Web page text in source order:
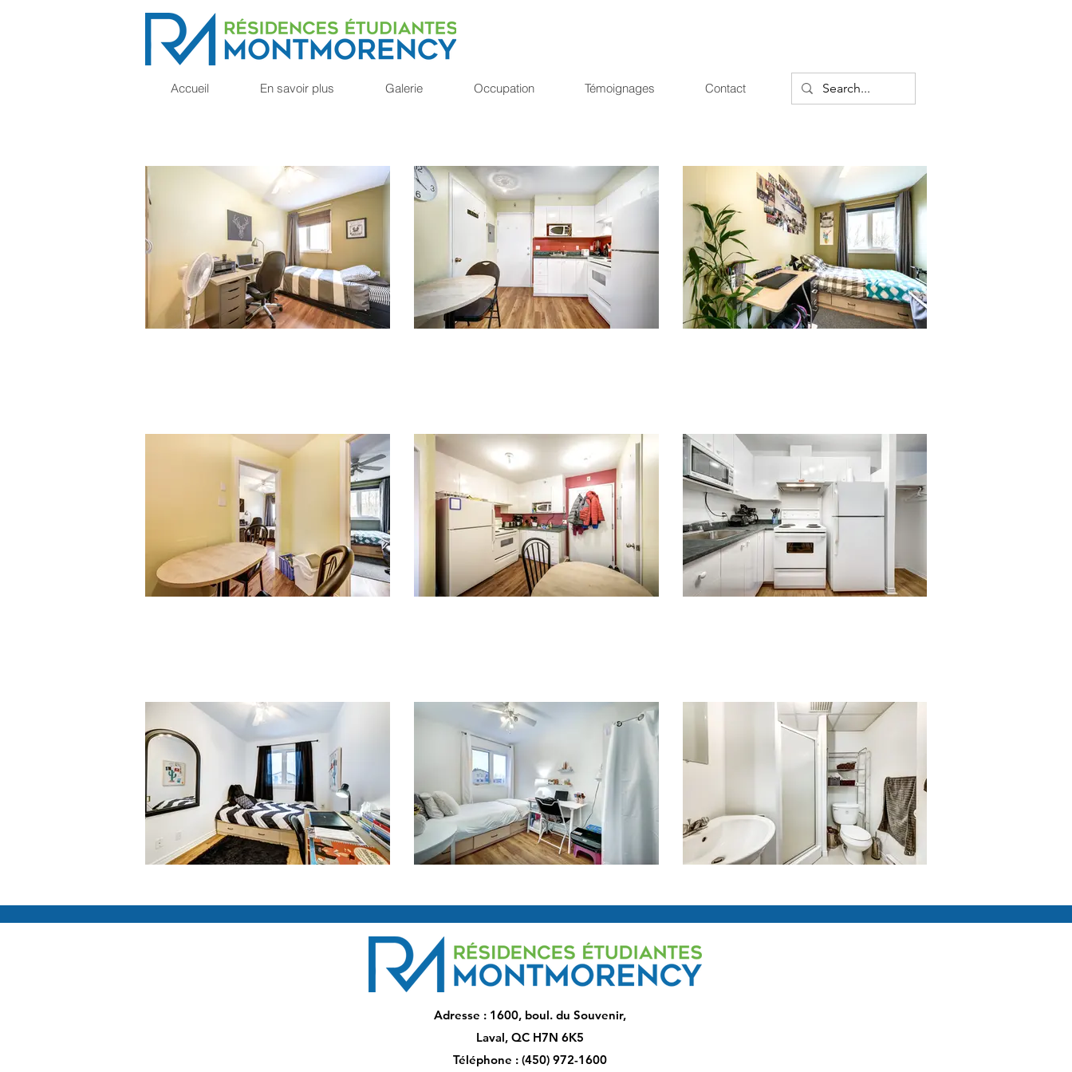
Accueil En savoir plus Galerie Occupation Témoignages Contact
Adresse : 1600, boul. du Souvenir,
Laval, QC H7N 6K5
Téléphone : (450) 972-1600